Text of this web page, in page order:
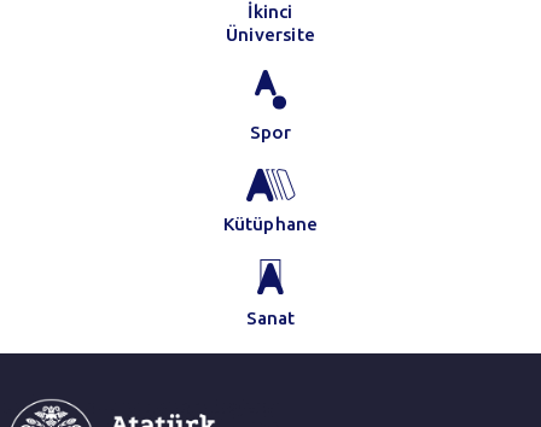
İkinci
Üniversite
Spor
Kütüphane
Sanat